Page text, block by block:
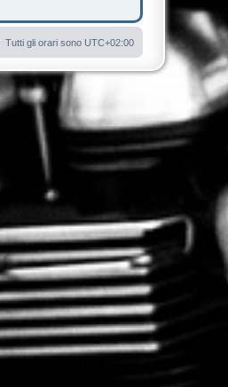
Tutti gli orari sono UTC+02:00